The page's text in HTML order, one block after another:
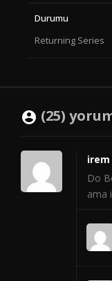
Durumu
Returning Series
(25)
irem
Do
ama